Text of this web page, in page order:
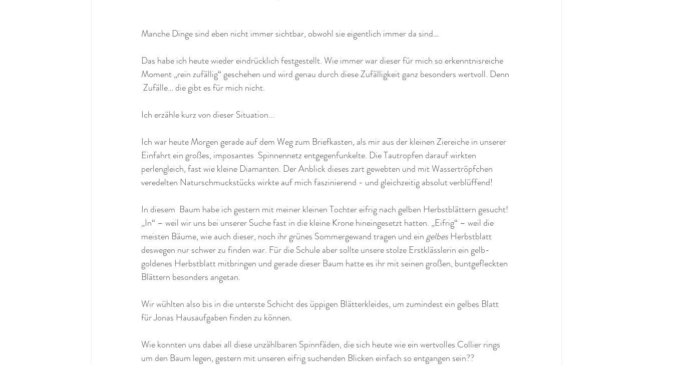
Manche Dinge sind eben nicht immer sichtbar, obwohl sie eigentlich immer da sind…
Das habe ich heute wieder eindrücklich festgestellt. Wie immer war dieser für mich so erkenntnisreiche
Moment „rein zufällig“ geschehen und wird genau durch diese Zufälligkeit ganz besonders wertvoll. Denn
Zufälle… die gibt es für mich nicht.
Ich erzähle kurz von dieser Situation...
Ich war heute Morgen gerade auf dem Weg zum Briefkasten, als mir aus der kleinen Ziereiche in unserer
Einfahrt ein großes, imposantes  Spinnennetz entgegenfunkelte. Die Tautropfen darauf wirkten
perlengleich, fast wie kleine Diamanten. Der Anblick dieses zart gewebten und mit Wassertröpfchen
veredelten Naturschmuckstücks wirkte auf mich faszinierend - und gleichzeitig absolut verblüffend!
In diesem  Baum habe ich gestern mit meiner kleinen Tochter eifrig nach gelben Herbstblättern gesucht!
„In“ – weil wir uns bei unserer Suche fast in die kleine Krone hineingesetzt hatten. „Eifrig“ – weil die
meisten Bäume, wie auch dieser, noch ihr grünes Sommergewand tragen und ein gelbes Herbstblatt
deswegen nur schwer zu finden war. Für die Schule aber sollte unsere stolze Erstklässlerin ein gelb-
goldenes Herbstblatt mitbringen und gerade dieser Baum hatte es ihr mit seinen großen, buntgefleckten
Blättern besonders angetan.
Wir wühlten also bis in die unterste Schicht des üppigen Blätterkleides, um zumindest ein gelbes Blatt
für Jonas Hausaufgaben finden zu können.
Wie konnten uns dabei all diese unzählbaren Spinnfäden, die sich heute wie ein wertvolles Collier rings
um den Baum legen, gestern mit unseren eifrig suchenden Blicken einfach so entgangen sein??